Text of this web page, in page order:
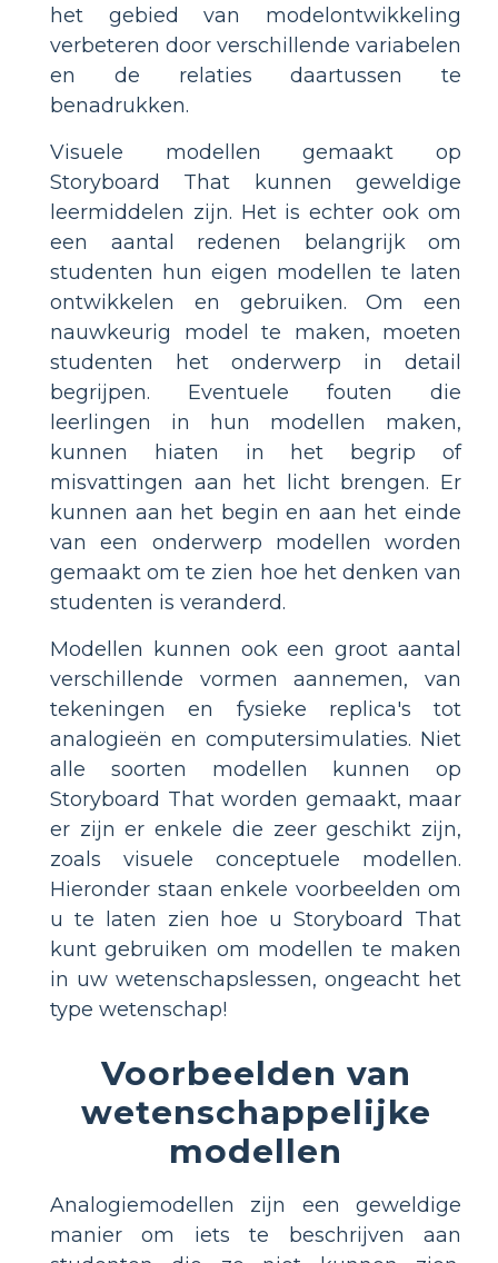
het gebied van modelontwikkeling
verbeteren door verschillende variabelen
en de relaties daartussen te
benadrukken.
Visuele modellen gemaakt op
Storyboard That kunnen geweldige
leermiddelen zijn. Het is echter ook om
een aantal redenen belangrijk om
studenten hun eigen modellen te laten
ontwikkelen en gebruiken. Om een
nauwkeurig model te maken, moeten
studenten het onderwerp in detail
begrijpen. Eventuele fouten die
leerlingen in hun modellen maken,
kunnen hiaten in het begrip of
misvattingen aan het licht brengen. Er
kunnen aan het begin en aan het einde
van een onderwerp modellen worden
gemaakt om te zien hoe het denken van
studenten is veranderd.
Modellen kunnen ook een groot aantal
verschillende vormen aannemen, van
tekeningen en fysieke replica's tot
analogieën en computersimulaties. Niet
alle soorten modellen kunnen op
Storyboard That worden gemaakt, maar
er zijn er enkele die zeer geschikt zijn,
zoals visuele conceptuele modellen.
Hieronder staan enkele voorbeelden om
u te laten zien hoe u Storyboard That
kunt gebruiken om modellen te maken
in uw wetenschapslessen, ongeacht het
type wetenschap!
Voorbeelden van
wetenschappelijke
modellen
Analogiemodellen zijn een geweldige
manier om iets te beschrijven aan